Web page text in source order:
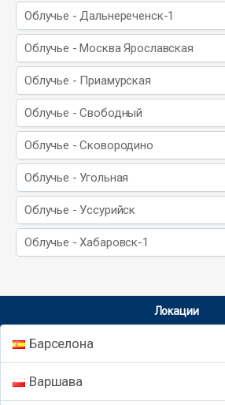
Облучье - Дальнереченск-1
Облучье - Москва Ярославская
Облучье - Приамурская
Облучье - Свободный
Облучье - Сковородино
Облучье - Угольная
Облучье - Уссурийск
Облучье - Хабаровск-1
Локации
Барселона
Варшава